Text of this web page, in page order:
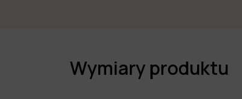
Wymiary produktu